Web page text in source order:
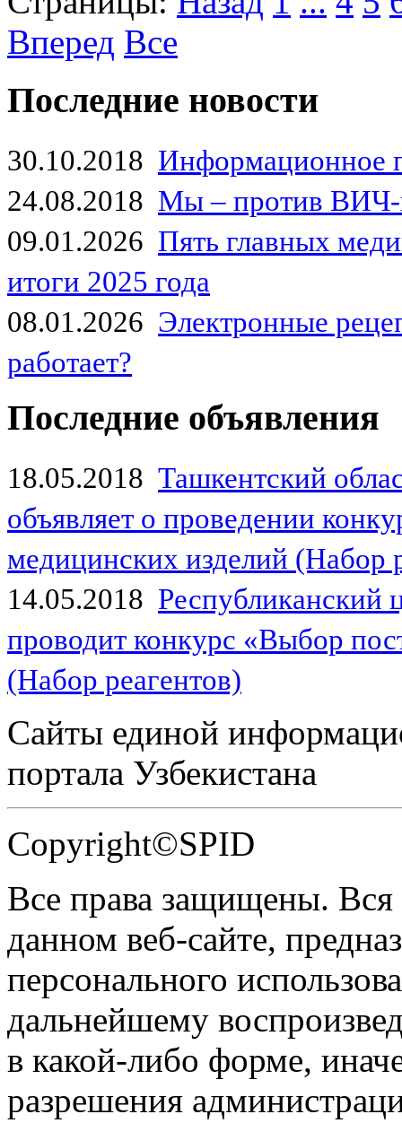
Вперед Все
Последние новости
30.10.2018 Информационное
24.08.2018 Мы – против
09.01.2026 Пять главных
итоги 2025 года
08.01.2026 Электронные
работает?
Последние объявления
18.05.2018 Ташкентский
объявляет о проведении
медицинских изделий (Набор
14.05.2018
проводит конкурс «Выбор
(Набор реагентов)
Сайты единой
портала Узбекистана
Copyright©SPID
Все права защищены.
данном веб-сайте,
персонального
дальнейшему
в какой-либо форме,
разрешения